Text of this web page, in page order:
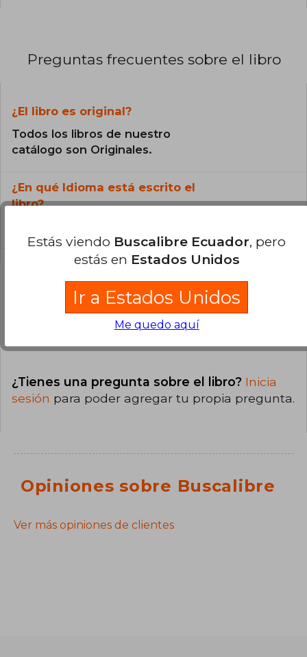
Preguntas frecuentes sobre el libro
¿El libro es original?
Todos los libros de nuestro
catálogo son Originales.
¿En qué Idioma está escrito el
libro?
Preguntas y respuestas sobre el libro
¿Tienes una pregunta sobre el libro? Inicia
sesión para poder agregar tu propia pregunta.
Opiniones sobre Buscalibre
Ver más opiniones de clientes
Estás viendo Buscalibre Ecuador, pero
estás en Estados Unidos
Ir a Estados Unidos
Me quedo aquí